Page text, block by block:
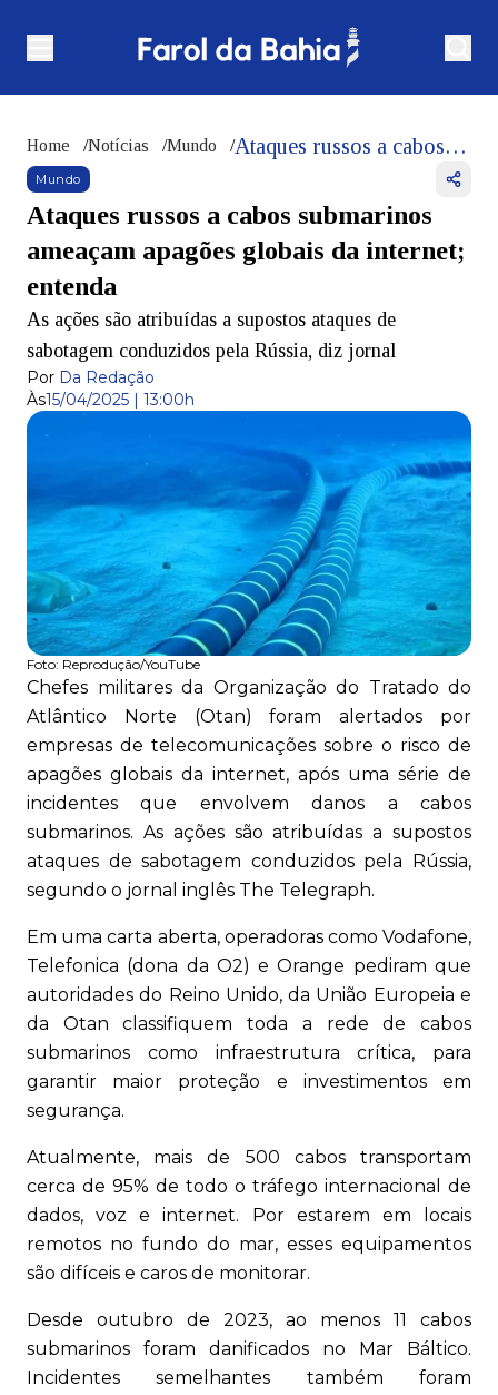
Home /Notícias /Mundo / Ataques russos a cabos submarinos ameaçam apagões globais da internet; entenda
Mundo
Ataques russos a cabos submarinos
ameaçam apagões globais da internet;
entenda
As ações são atribuídas a supostos ataques de
sabotagem conduzidos pela Rússia, diz jornal
Por Da Redação
Às15/04/2025 | 13:00h
Foto: Reprodução/YouTube
Chefes militares da Organização do Tratado do
Atlântico Norte (Otan) foram alertados por
empresas de telecomunicações sobre o risco de
apagões globais da internet, após uma série de
incidentes que envolvem danos a cabos
submarinos. As ações são atribuídas a supostos
ataques de sabotagem conduzidos pela Rússia,
segundo o jornal inglês The Telegraph.
Em uma carta aberta, operadoras como Vodafone,
Telefonica (dona da O2) e Orange pediram que
autoridades do Reino Unido, da União Europeia e
da Otan classifiquem toda a rede de cabos
submarinos como infraestrutura crítica, para
garantir maior proteção e investimentos em
segurança.
Atualmente, mais de 500 cabos transportam
cerca de 95% de todo o tráfego internacional de
dados, voz e internet. Por estarem em locais
remotos no fundo do mar, esses equipamentos
são difíceis e caros de monitorar.
Desde outubro de 2023, ao menos 11 cabos
submarinos foram danificados no Mar Báltico.
Incidentes semelhantes também foram